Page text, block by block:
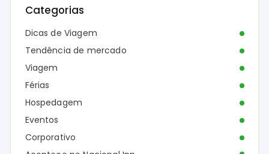
Categorias
Dicas de Viagem
Tendência de mercado
Viagem
Férias
Hospedagem
Eventos
Corporativo